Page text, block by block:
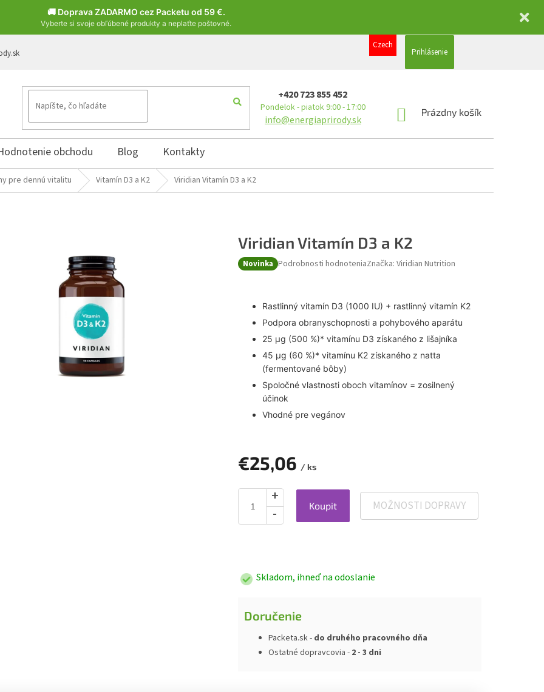
🚚 Doprava ZADARMO cez Packetu od 59 €.
Vyberte si svoje obľúbené produkty a neplaťte poštovné.
Czech
Prihlásenie
+420 723 855 452
Pondelok - piatok 9:00 - 17:00
info@energiaprirody.sk
NÁKUPNÝ
Prázdny košík
obchodu Blog Kontakty
pre dennú vitalitu Vitamín D3 a K2 Viridian Vitamín D3 a K2
Viridian Vitamín D3 a K2
Novinka Podrobnosti hodnoteniaZnačka: Viridian Nutrition
Rastlinný vitamín D3 (1000 IU) + rastlinný vitamín K2
Podpora obranyschopnosti a pohybového aparátu
25 µg (500 %)* vitamínu D3 získaného z lišajníka
45 µg (60 %)* vitamínu K2 získaného z natta
(fermentované bôby)
Spoločné vlastnosti oboch vitamínov = zosilnený
účinok
Vhodné pre vegánov
€25,06 / ks
Koupit MOŽNOSTI DOPRAVY
Skladom, ihneď na odoslanie
Doručenie
Packeta.sk - do druhého pracovného dňa
Ostatné dopravcovia - 2 - 3 dni